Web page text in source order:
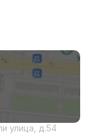
улица, д.54